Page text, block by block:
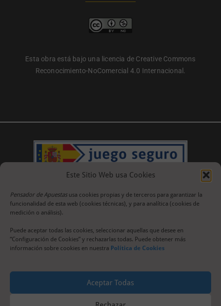
Este Sitio Web usa Cookies
Pensador de Apuestas usa cookies propias y de terceros para garantizar la
funcionalidad de esta web (cookies técnicas), y para analítica (cookies de
medición o análisis).
Puede aceptar todas las cookies, seleccionar aquellas que desee en
“Configuración de Cookies” y rechazarlas todas. Puede obtener más
información sobre cookies en nuestra Política de Cookies
Aceptar Todas
Esta obra está bajo una licencia de Creative Commons
Reconocimiento-NoComercial 4.0 Internacional.